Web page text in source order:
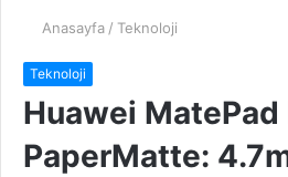
Anasayfa / Teknoloji
Teknoloji
Huawei MatePad
PaperMatte: